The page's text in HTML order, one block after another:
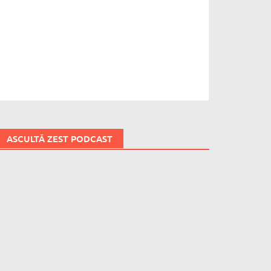
ASCULTĂ ZEST PODCAST